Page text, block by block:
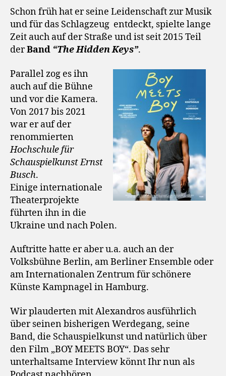
Schon früh hat er seine Leidenschaft zur Musik
und für das Schlagzeug entdeckt, spielte lange
Zeit auch auf der Straße und ist seit 2015 Teil
derBand “The Hidden Keys”.
Parallel zog es ihn
auch auf die Bühne
und vor die Kamera.
Von 2017 bis 2021
war er auf der
renommierten
Hochschule für
Schauspielkunst Ernst
Busch.
Einige internationale
Theaterprojekte
führten ihn in die
Ukraine und nach Polen.
Auftritte hatte er aber u.a. auch an der
Volksbühne Berlin, am Berliner Ensemble oder
am Internationalen Zentrum für schönere
Künste Kampnagel in Hamburg.
Wir plauderten mit Alexandros ausführlich
über seinen bisherigen Werdegang, seine
Band, die Schauspielkunst und natürlich über
den Film „BOY MEETS BOY“. Das sehr
unterhaltsame Interview könnt Ihr nun als